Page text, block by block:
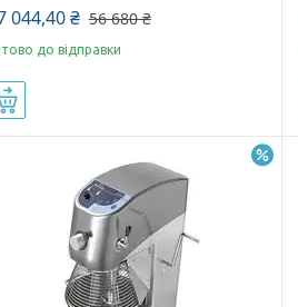
044,40 ₴ 56 680 ₴
до відправки